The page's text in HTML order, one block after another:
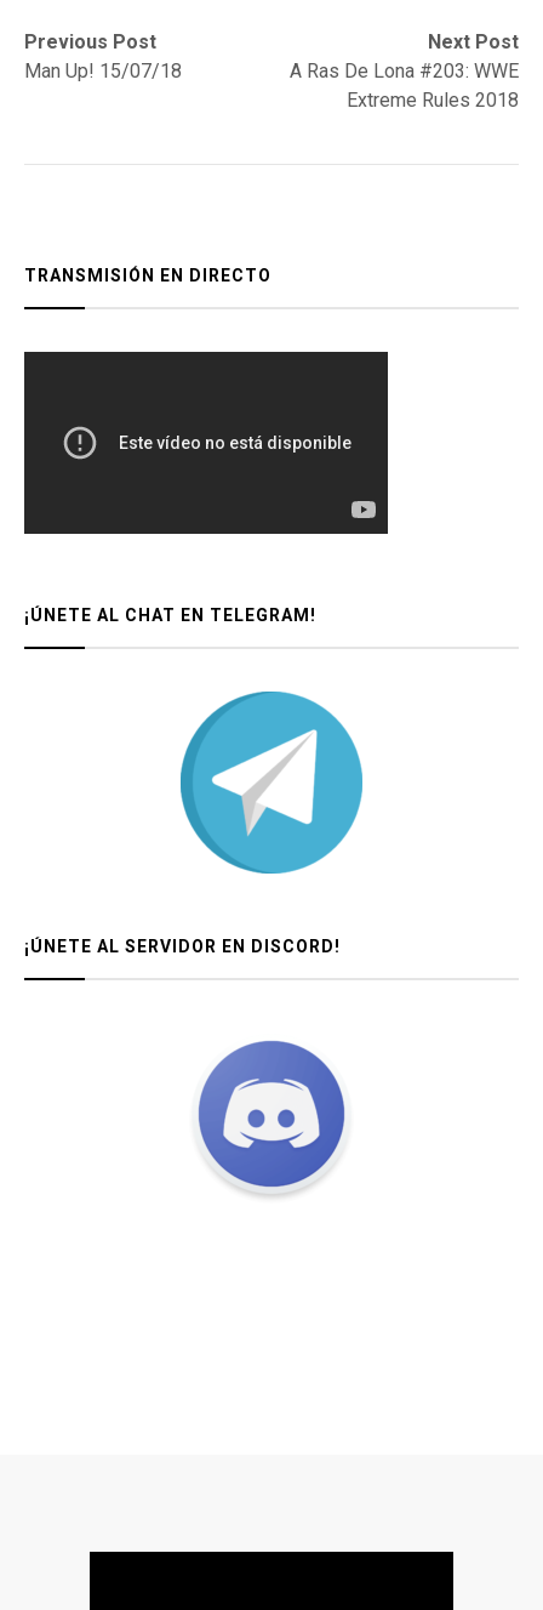
Navegación
de
Previous Post
Previous
post:Man Up! 15/07/18
Next Post
Next
post:
A Ras De Lona #203: WWE
Extreme Rules 2018
TRANSMISIÓN EN DIRECTO
¡ÚNETE AL CHAT EN TELEGRAM!
¡ÚNETE AL SERVIDOR EN DISCORD!